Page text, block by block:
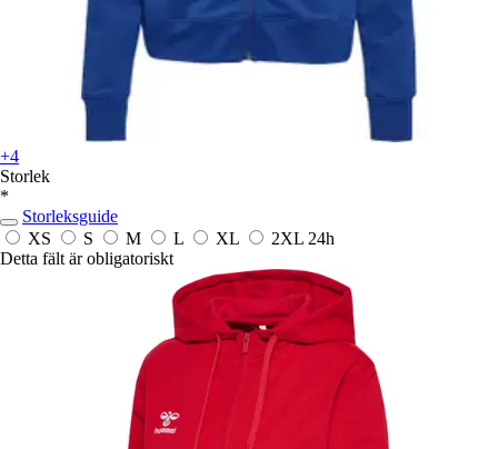
+4
Storlek
*
Storleksguide
XS
S M L XL 2XL 24h
Detta fält är obligatoriskt